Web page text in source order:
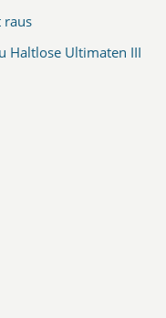
raus
Haltlose Ultimaten III